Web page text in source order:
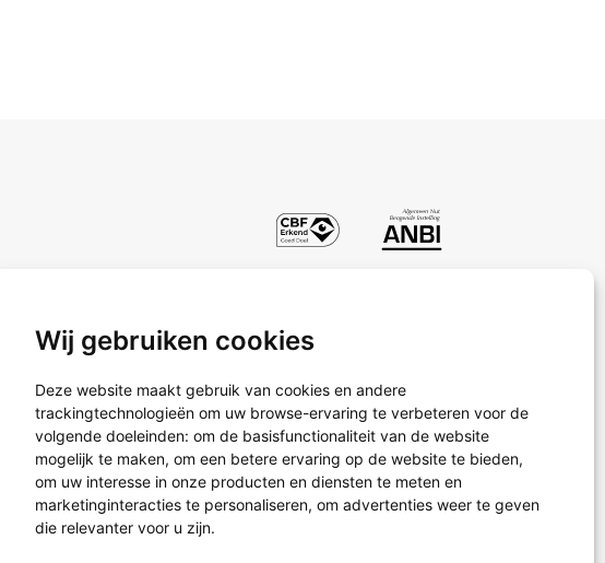
Wij gebruiken cookies
Deze website maakt gebruik van cookies en andere
trackingtechnologieën om uw browse-ervaring te verbeteren voor de
volgende doeleinden: om de basisfunctionaliteit van de website
mogelijk te maken, om een betere ervaring op de website te bieden,
om uw interesse in onze producten en diensten te meten en
marketinginteracties te personaliseren, om advertenties weer te geven
die relevanter voor u zijn.
Projectreizen
Schoenendoosactie